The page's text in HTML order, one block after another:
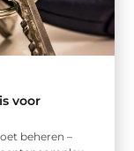
voor
beheren –